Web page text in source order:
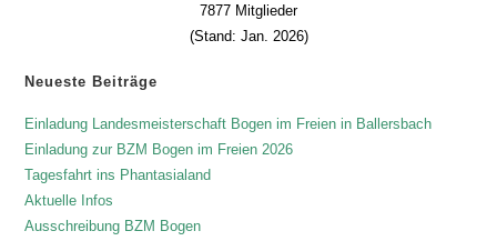
7877 Mitglieder
(Stand: Jan. 2026)
Neueste Beiträge
Einladung Landesmeisterschaft Bogen im Freien in Ballersbach
Einladung zur BZM Bogen im Freien 2026
Tagesfahrt ins Phantasialand
Aktuelle Infos
Ausschreibung BZM Bogen